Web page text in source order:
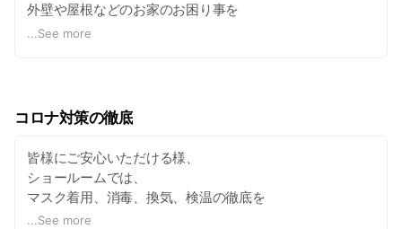
外壁や屋根などのお家のお困り事を
解決してきました。
『アフターフォロー』が当社の売りです°˖✧
分からない事、小さな事、
どんな事でもご相談
お待ちしております(*^-^*)❀～、
...See more
コロナ対策の徹底
皆様にご安心いただける様、
ショールームでは、
マスク着用、消毒、換気、検温の徹底を
しております。
...See more